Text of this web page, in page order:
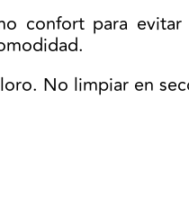
confort para
No limpiar en